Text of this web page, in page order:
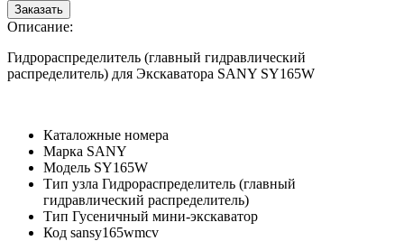
Описание:
Гидрораспределитель (главный гидравлический
распределитель) для Экскаватора SANY SY165W
Каталожные номера
Марка SANY
Модель SY165W
Тип узла Гидрораспределитель (главный
гидравлический распределитель)
Тип Гусеничный мини-экскаватор
Код sansy165wmcv